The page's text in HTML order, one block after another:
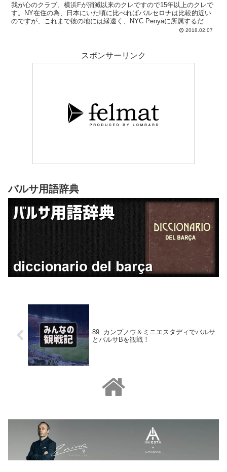
我が心のクラブ、横浜Fが消滅以来のクレですので15年以上のクレで
す。NY在住の為、日本にいた頃に比べればバルセロナは比較的近い
のですが、これまで彼の地には縁遠く、NYC Penyaに所属するだけ
2018.02.07
スポンサーリンク
バルサ用語辞典
89. カンプノウ＆ミニエスタディでバルサ
とバルサBを観戦！